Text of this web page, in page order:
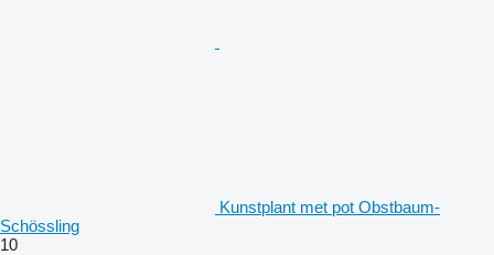
Kunstplant met pot Obstbaum-
Schössling
10